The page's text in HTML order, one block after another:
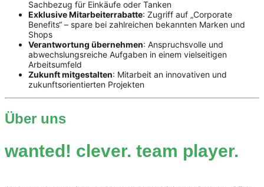
Sachbezug für Einkäufe oder Tanken
Exklusive Mitarbeiterrabatte: Zugriff auf „Corporate
Benefits“ – spare bei zahlreichen bekannten Marken und
Shops
Verantwortung übernehmen: Anspruchsvolle und
abwechslungsreiche Aufgaben in einem vielseitigen
Arbeitsumfeld
Zukunft mitgestalten: Mitarbeit an innovativen und
zukunftsorientierten Projekten
Über uns
wanted! clever. team player.